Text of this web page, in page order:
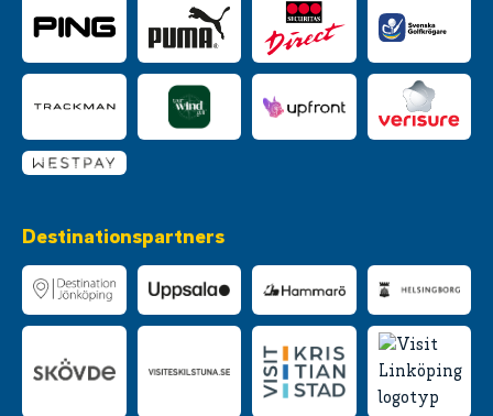
Destinationspartners